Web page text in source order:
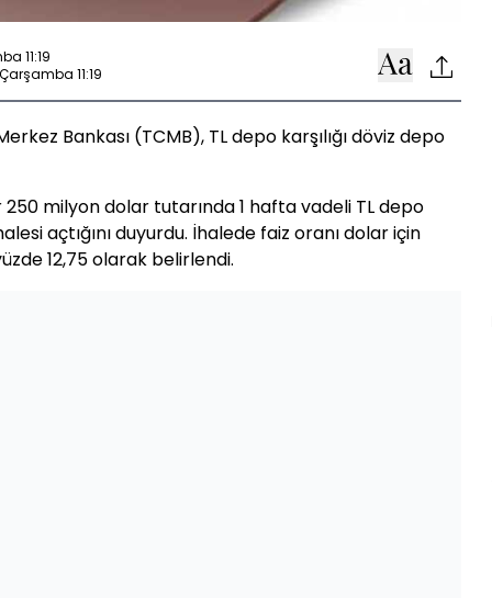
11:19
11:19
Bankası (TCMB), TL depo karşılığı döviz depo
250 milyon dolar tutarında 1 hafta vadeli TL depo
açtığını duyurdu. İhalede faiz oranı dolar için
12,75 olarak belirlendi.